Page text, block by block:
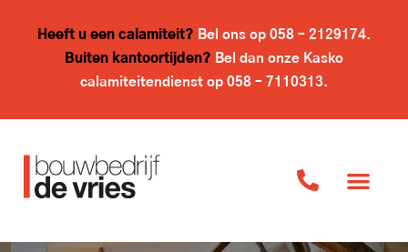
Heeft u een calamiteit? Bel ons op 058 – 2129174.
Buiten kantoortijden? Bel dan onze Kasko
calamiteitendienst op 058 – 7110313.